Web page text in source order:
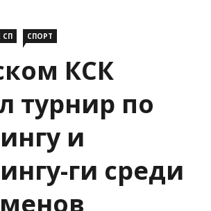
СПОРТ
КСК
турнир по
и
ги среди